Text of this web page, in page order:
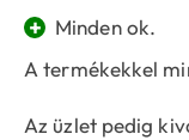
+
Minden ok.
A termékekkel
Az üzlet pedig